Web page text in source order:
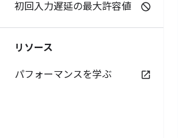
初回入力遅延の最大許容値
リソース
パフォーマンスを学ぶ